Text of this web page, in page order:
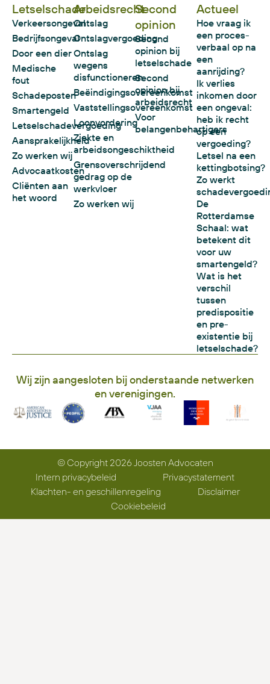
Letselschade
Verkeersongeval
Bedrijfsongeval
Door een dier
Medische
fout
Schadeposten
Smartengeld
Letselschadevergoeding
Aansprakelijkheid
Zo werken wij
Advocaatkosten
Cliënten aan
het woord
Arbeidsrecht
Ontslag
Ontslagvergoeding
Ontslag
wegens
disfunctioneren
Beëindigingsovereenkomst
Vaststellingsovereenkomst
Loonvordering
Ziekte en
arbeidsongeschiktheid
Grensoverschrijdend
gedrag op de
werkvloer
Zo werken wij
Second
opinion
Second
opinion bij
letselschade
Second
opinion bij
arbeidsrecht
Voor
belangenbehartigers
Actueel
Hoe vraag ik
een proces-
verbaal op na
een
aanrijding?
Ik verlies
inkomen door
een ongeval:
heb ik recht
op een
vergoeding?
Letsel na een
kettingbotsing?
Zo werkt
De
Rotterdamse
Schaal: wat
betekent dit
voor uw
smartengeld?
Wat is het
verschil
tussen
predispositie
en pre-
existentie bij
letselschade?
Wij zijn aangesloten bij onderstaande netwerken
en verenigingen.
© Copyright 2026 Joosten Advocaten
Intern privacybeleid
Privacystatement
Klachten- en geschillenregeling
Disclaimer
Cookiebeleid